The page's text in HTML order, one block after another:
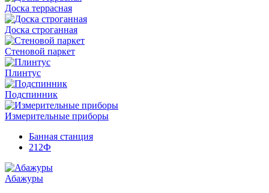
Доска террасная
Доска строганная
Стеновой паркет
Плинтус
Подспинник
Измерительные приборы
Банная станция
212Ф
Абажуры